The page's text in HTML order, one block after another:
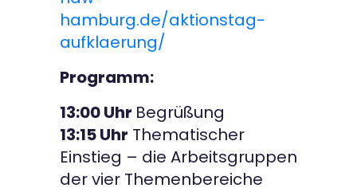
hamburg.de/aktionstag-
aufklaerung/
Programm:
13:00 Uhr Begrüßung
13:15 Uhr Thematischer
Einstieg – die Arbeitsgruppen
der vier Themenbereiche